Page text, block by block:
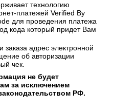
технологию
платежей Verified By
для проведения платежа
кода который придет Вам
адрес электронной
об авторизации
чек.
не будет
за исключением
РФ.